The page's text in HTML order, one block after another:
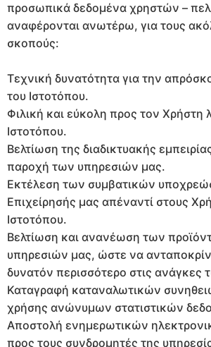
προσωπικά δεδομένα χρηστών –
αναφέρονται ανωτέρω, για τους
σκοπούς:
Τεχνική δυνατότητα για την
του Ιστοτόπου.
Φιλική και εύκολη προς τον Χρήστη
Ιστοτόπου.
Βελτίωση της διαδικτυακής
παροχή των υπηρεσιών μας.
Εκτέλεση των συμβατικών
Επιχείρησής μας απέναντί στους
Ιστοτόπου.
Βελτίωση και ανανέωση των
υπηρεσιών μας, ώστε να
δυνατόν περισσότερο στις
Καταγραφή καταναλωτικών
χρήσης ανώνυμων στατιστικών
Αποστολή ενημερωτικών
προς τους συνδρομητές της